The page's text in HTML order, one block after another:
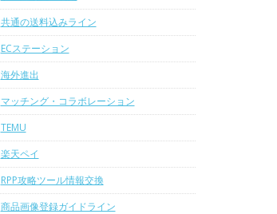
共通の送料込みライン
ECステーション
海外進出
マッチング・コラボレーション
TEMU
楽天ペイ
RPP攻略ツール情報交換
商品画像登録ガイドライン